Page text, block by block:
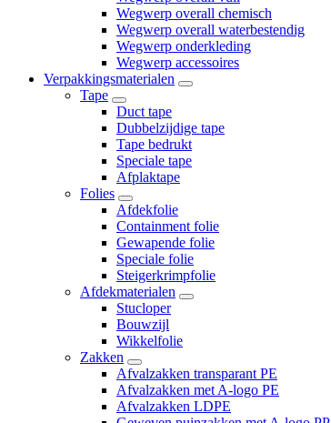
Wegwerp overall chemisch
Wegwerp overall waterbestendig
Wegwerp onderkleding
Wegwerp accessoires
Verpakkingsmaterialen
Tape
Duct tape
Dubbelzijdige tape
Tape bedrukt
Speciale tape
Afplaktape
Folies
Afdekfolie
Containment folie
Gewapende folie
Speciale folie
Steigerkrimpfolie
Afdekmaterialen
Stucloper
Bouwzijl
Wikkelfolie
Zakken
Afvalzakken transparant PE
Afvalzakken met A-logo PE
Afvalzakken LDPE